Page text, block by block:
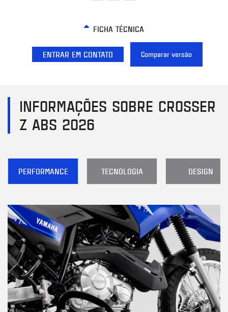
FICHA TÉCNICA
ENTRAR EM CONTATO Comparar versão
INFORMAÇÕES SOBRE CROSSER
Z ABS 2026
PERFORMANCE TECNOLOGIA DESIGN